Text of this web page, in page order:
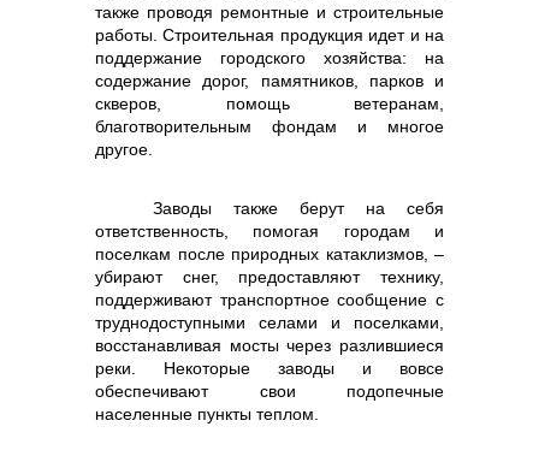
также проводя ремонтные и строительные
работы. Строительная продукция идет и на
поддержание городского хозяйства: на
содержание дорог, памятников, парков и
скверов, помощь ветеранам,
благотворительным фондам и многое
другое.
Заводы также берут на себя
ответственность, помогая городам и
поселкам после природных катаклизмов, –
убирают снег, предоставляют технику,
поддерживают транспортное сообщение с
труднодоступными селами и поселками,
восстанавливая мосты через разлившиеся
реки. Некоторые заводы и вовсе
обеспечивают свои подопечные
населенные пункты теплом.